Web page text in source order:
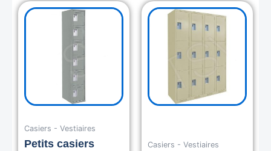
Casiers - Vestiaires
Petits casiers
Original
was:
541.00$.
Current
price
Casiers - Vestiaires